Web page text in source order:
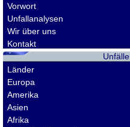
Vorwort
Unfallanalysen
Wir über uns
Kontakt
Unfälle
Länder
Europa
Amerika
Asien
Afrika